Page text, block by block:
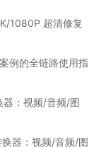
1080P 超清修复
例的全链路使用指
：视频/音频/图
器：视频/音频/图